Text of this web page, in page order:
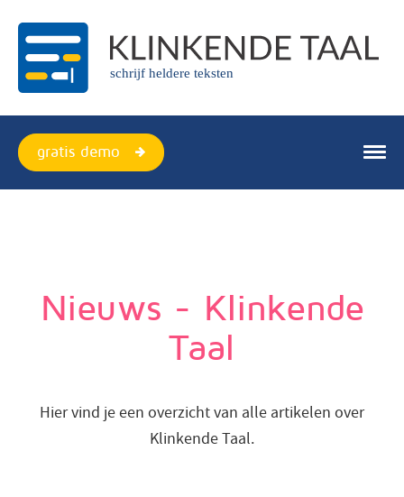
schrijf heldere teksten
gratis demo
Nieuws - Klinkende
Taal
Hier vind je een overzicht van alle artikelen over
Klinkende Taal.